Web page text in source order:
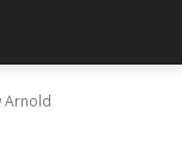
Arnold